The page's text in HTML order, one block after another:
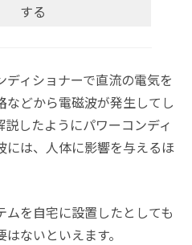
する
ィショナーで直流の電気を
どから電磁波が発生してし
したようにパワーコンディ
には、人体に影響を与えるほ
を自宅に設置したとしても
ないといえます。